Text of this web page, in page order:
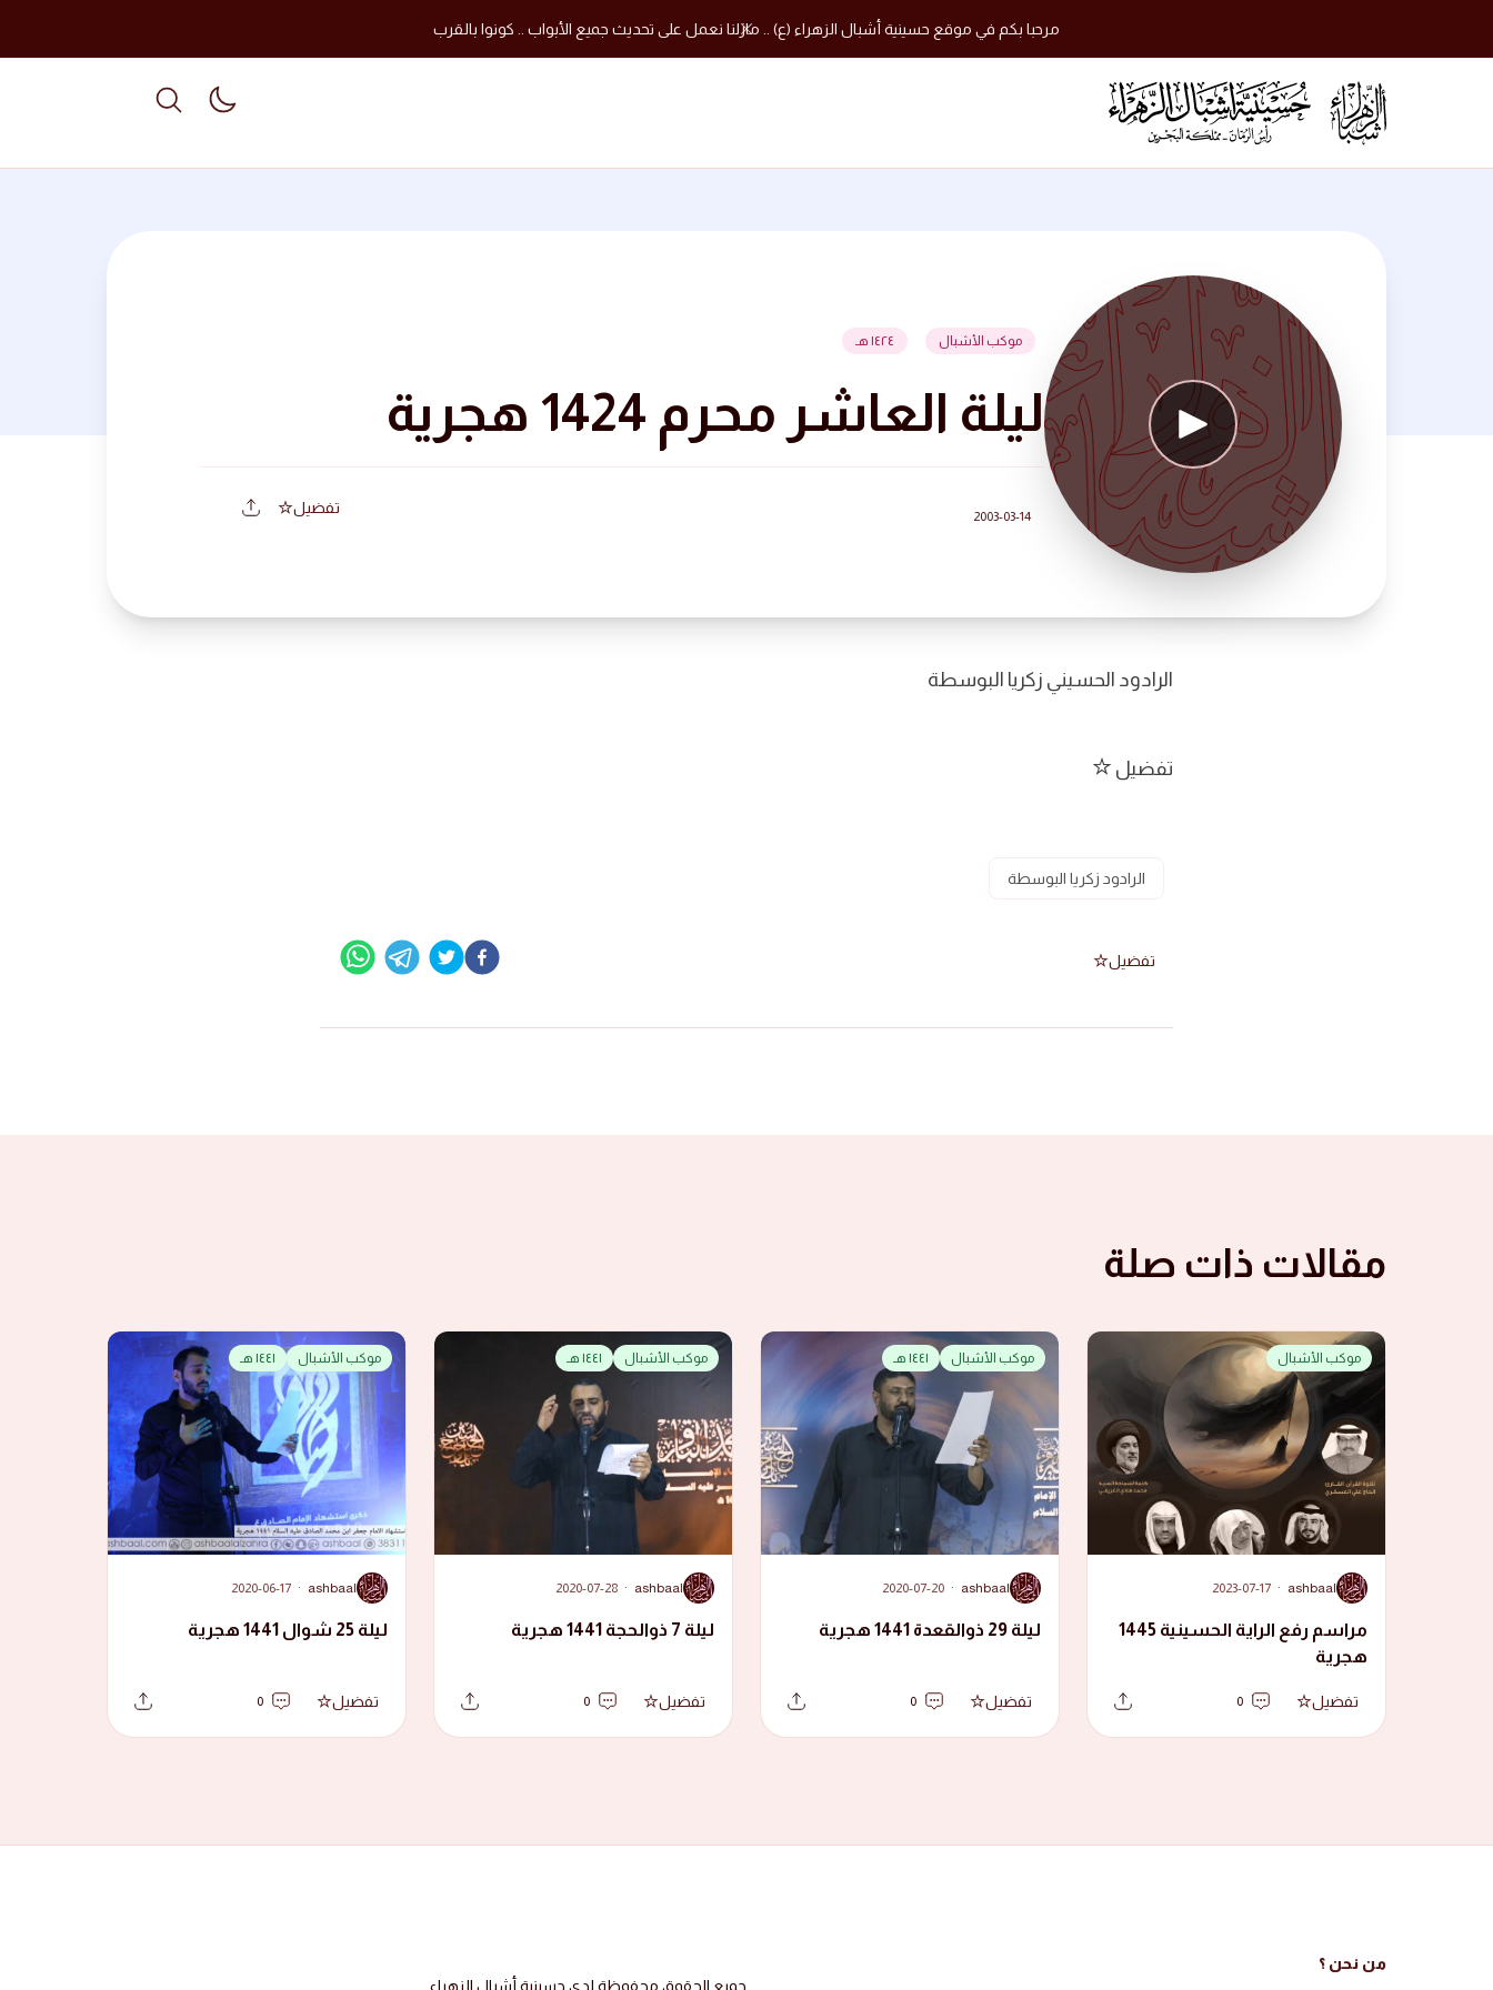
مرحبا بكم في موقع حسينية أشبال الزهراء (ع) .. مازلنا نعمل على تحديث جميع الأبواب .. كونوا بالقرب
dark mode
موكب الأشبال ١٤٢٤ هـ
ليلة العاشر محرم 1424 هجرية
2003-03-14 تفضيل
الرادود الحسيني زكريا البوسطة
تفضيل
الرادود زكريا البوسطة
تفضيل
مقالات ذات صلة
موكب الأشبال
A
ashbaal
·
2023-07-17
مراسم رفع الراية الحسينية 1445
هجرية
تفضيل 0
موكب الأشبال ١٤٤١ هـ
A
ashbaal
·
2020-07-20
ليلة 29 ذوالقعدة 1441 هجرية
تفضيل 0
موكب الأشبال ١٤٤١ هـ
A
ashbaal
·
2020-07-28
ليلة 7 ذوالحجة 1441 هجرية
تفضيل 0
موكب الأشبال ١٤٤١ هـ
A
ashbaal
·
2020-06-17
ليلة 25 شوال 1441 هجرية
تفضيل 0
من نحن ؟
جميع الحقوق محفوظة لدى حسينية أشبال الزهراء.